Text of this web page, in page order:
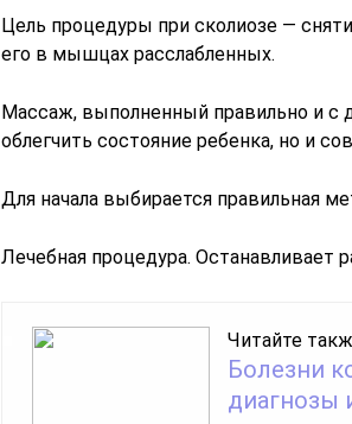
Цель процедуры при сколиозе —
его в мышцах расслабленных.
Массаж, выполненный правильно и с
облегчить состояние ребенка, но и
Для начала выбирается правильная
Лечебная процедура. Останавливает
Читайте
Болезни
диагнозы